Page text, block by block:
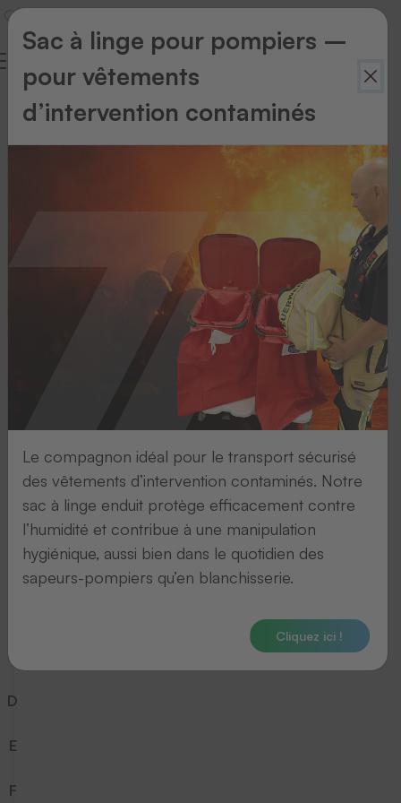
Glossaire
7
C
D
E
F
Sac à linge pour pompiers –
pour vêtements
d’intervention contaminés
Le compagnon idéal pour le transport sécurisé
des vêtements d’intervention contaminés. Notre
sac à linge enduit protège efficacement contre
l’humidité et contribue à une manipulation
hygiénique, aussi bien dans le quotidien des
sapeurs-pompiers qu’en blanchisserie.
Cliquez ici !